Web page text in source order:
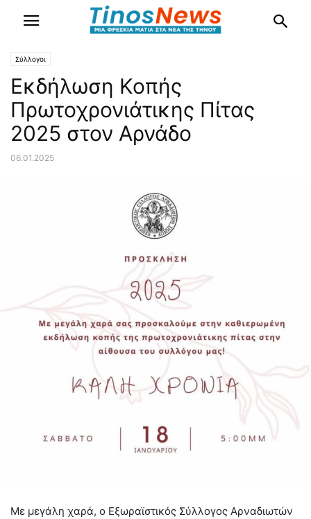
Σύλλογοι
Εκδήλωση Κοπής
Πρωτοχρονιάτικης Πίτας
2025 στον Αρνάδο
06.01.2025
Με μεγάλη χαρά, ο Εξωραϊστικός Σύλλογος Αρναδιωτών